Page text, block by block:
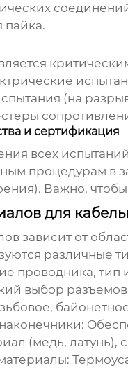
пайка.
(на
и сертификация
всех
процедурам в
Важно, чтобы
для
зависит от
различные
проводника, тип
выбор разъемов
(медь,